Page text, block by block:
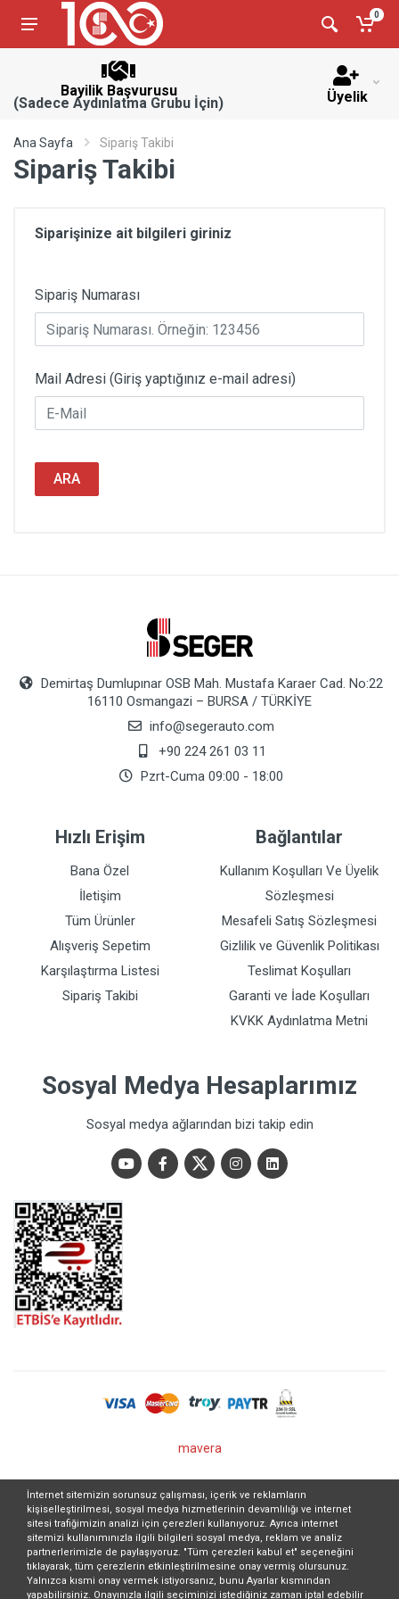
0
Bayilik Başvurusu
(Sadece Aydınlatma Grubu İçin) Üyelik
Ana Sayfa Sipariş Takibi
Sipariş Takibi
Siparişinize ait bilgileri giriniz
Sipariş Numarası
Mail Adresi (Giriş yaptığınız e-mail adresi)
ARA
Demirtaş Dumlupınar OSB Mah. Mustafa Karaer Cad. No:22
16110 Osmangazi – BURSA / TÜRKİYE
info@segerauto.com
+90 224 261 03 11
Pzrt-Cuma 09:00 - 18:00
Hızlı Erişim
Bana Özel
İletişim
Tüm Ürünler
Alışveriş Sepetim
Karşılaştırma Listesi
Sipariş Takibi
Bağlantılar
Kullanım Koşulları Ve Üyelik
Sözleşmesi
Mesafeli Satış Sözleşmesi
Gizlilik ve Güvenlik Politikası
Teslimat Koşulları
Garanti ve İade Koşulları
KVKK Aydınlatma Metni
Sosyal Medya Hesaplarımız
Sosyal medya ağlarından bizi takip edin
mavera
İnternet sitemizin sorunsuz çalışması, içerik ve reklamların
kişiselleştirilmesi, sosyal medya hizmetlerinin devamlılığı ve internet
sitesi trafiğimizin analizi için çerezleri kullanıyoruz. Ayrıca internet
sitemizi kullanımınızla ilgili bilgileri sosyal medya, reklam ve analiz
partnerlerimizle de paylaşıyoruz. "Tüm çerezleri kabul et" seçeneğini
tıklayarak, tüm çerezlerin etkinleştirilmesine onay vermiş olursunuz.
Yalnızca kısmi onay vermek istiyorsanız, bunu Ayarlar kısmından
yapabilirsiniz. Onayınızla ilgili seçiminizi istediğiniz zaman iptal edebilir